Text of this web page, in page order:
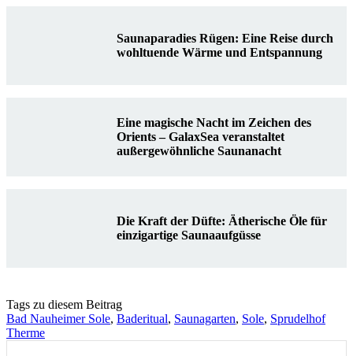
Saunaparadies Rügen: Eine Reise durch
wohltuende Wärme und Entspannung
Eine magische Nacht im Zeichen des
Orients – GalaxSea veranstaltet
außergewöhnliche Saunanacht
Die Kraft der Düfte: Ätherische Öle für
einzigartige Saunaaufgüsse
Tags zu diesem Beitrag
Bad Nauheimer Sole, Baderitual, Saunagarten, Sole, Sprudelhof
Therme